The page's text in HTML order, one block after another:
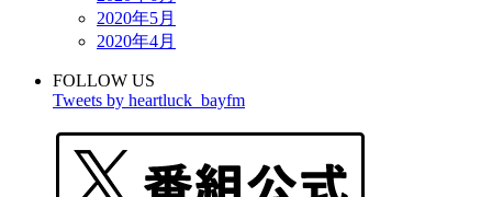
2020年5月
2020年4月
FOLLOW US
Tweets by heartluck_bayfm